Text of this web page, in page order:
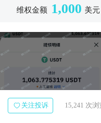
维权金额 1,000 美元
关注投诉 15,241 次浏